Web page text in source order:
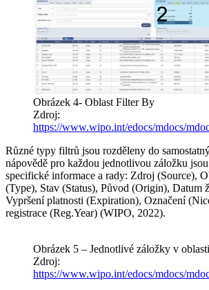
Obrázek 4- Oblast Filter By
Zdroj:
https://www.wipo.int/edocs/mdocs/
Různé typy filtrů jsou rozděleny do
nápovědě pro každou jednotlivou záložku
specifické informace a rady: Zdroj (Source),
(Type), Stav (Status), Původ (Origin), Datum
Vypršení platnosti (Expiration), Označení
registrace (Reg.Year) (WIPO, 2022).
Obrázek 5 – Jednotlivé záložky v
Zdroj:
https://www.wipo.int/edocs/mdocs/